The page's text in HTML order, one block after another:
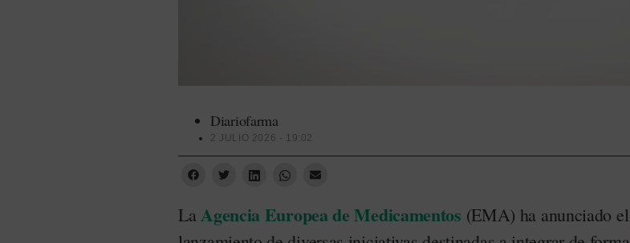
Diariofarma
2 JULIO 2026 - 19:02
LaAgencia Europea de Medicamentos (EMA) ha anunciado el